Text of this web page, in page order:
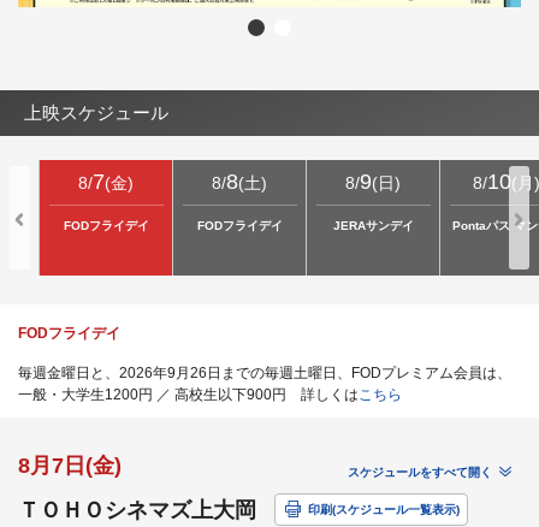
インターネットチケット販売“vit®”より障がい者割引チケットをご購入希望のお客様は こちら
上映スケジュール
8/7(金)
FODフライデイ
8/8(土)
FODフライデイ
8/9(日)
JERAサンデイ
8/10( 月)
Pontaパス マン
FODフライデイ
毎週金曜日と、2026年9月26日までの毎週土曜日、FODプレミアム会員は、
一般・大学生1200円 ／ 高校生以下900円 詳しくはこちら
8月7日(金) スケジュールをすべて開く
ＴＯＨＯシネマズ上大岡 印刷(スケジュール一覧表示)